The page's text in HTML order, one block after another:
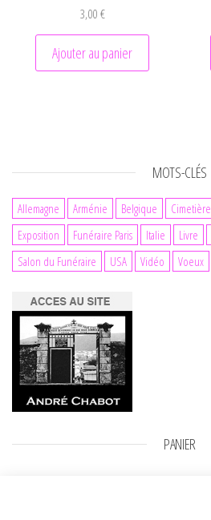
3,00€
Ajouter au panier
MOTS-CLÉS
Allemagne Arménie Belgique Cimetière
Exposition
Funéraire Paris Italie Livre
Salon du Funéraire
USA Vidéo Voeux
PANIER